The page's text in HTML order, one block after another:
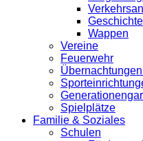
Geschichte
Wappen
Vereine
Feuerwehr
Spielplätze
Familie & Soziales
Schulen